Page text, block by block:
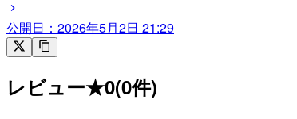
公開日： 2026年5月2日 21:29
レビュー★0(0件)